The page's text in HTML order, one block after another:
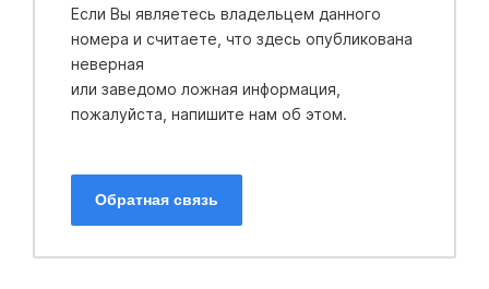
Если Вы являетесь владельцем данного
номера и считаете, что здесь опубликована
неверная
или заведомо ложная информация,
пожалуйста, напишите нам об этом.
Обратная связь